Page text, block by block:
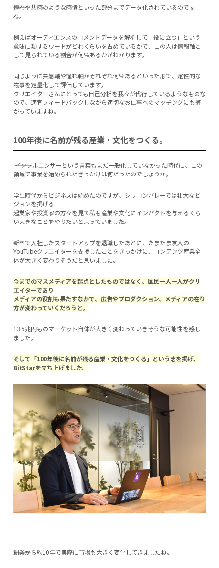
―――憧れや共感のような感情といった部分までデータ化されているのです
ね。
例えばオーディエンスのコメントデータを解析して「役に立つ」という
意味に類するワードがどれくらいを占めているかで、この人は情報軸と
して見られている割合が何％あるかがわかります。
同じように共感軸や憧れ軸がそれぞれ何％あるといった形で、定性的な
物事を定量化して評価しています。
クリエイターさんにとっても自己分析を我々が代行しているようなものな
ので、適宜フィードバックしながら適切なお仕事へのマッチングにも繋
がっていますね。
100年後に名前が残る産業・文化をつくる。
―――インフルエンサーという言葉もまだ一般化していなかった時代に、この
領域で事業を始められたきっかけは何だったのでしょうか。
学生時代からビジネスは始めたのですが、シリコンバレーでは壮大なビ
ジョンを掲げる
起業家や投資家の方々を見て私も産業や文化にインパクトを与えるくら
い大きなことをやりたいと思っていました。
新卒で入社したスタートアップを退職したあとに、たまたま友人の
YouTubeクリエイターを支援したことをきっかけに、コンテンツ産業全
体が大きく変わりそうだと思いました。
今までのマスメディアを起点としたものではなく、国民一人一人がクリ
エイターであり
メディアの役割も果たすなかで、広告やプロダクション、メディアの在り
方が変わっていくだろうと。
13.5兆円ものマーケット自体が大きく変わっていきそうな可能性を感じ
ました。
そして「100年後に名前が残る産業・文化をつくる」という志を掲げ、
BitStarを立ち上げました。
―――創業から約10年で実際に市場も大きく変化してきましたね。